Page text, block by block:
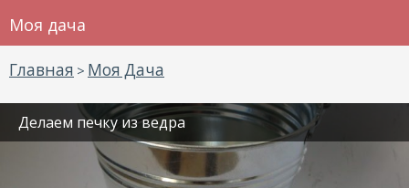
Моя дача
Главная > Моя Дача
Делаем печку из ведра